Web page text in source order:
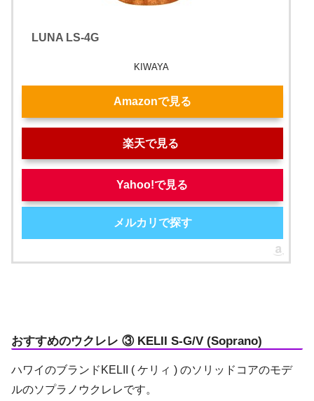
LUNA LS-4G
KIWAYA
Amazonで見る
楽天で見る
Yahoo!で見る
メルカリで探す
おすすめのウクレレ ③ KELII S-G/V (Soprano)
ハワイのブランドKELII ( ケリィ ) のソリッドコアのモデ
ルのソプラノウクレレです。